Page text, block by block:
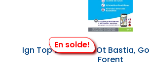
En solde!
Ign Top 25 #4348 Ot Bastia,
Forent